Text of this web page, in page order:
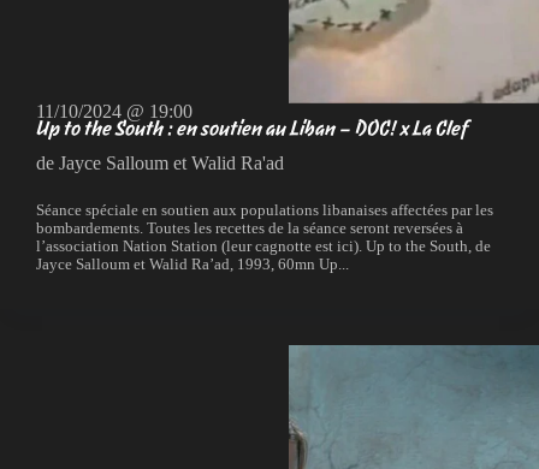
11/10/2024 @ 19:00
Up to the South : en soutien au Liban – DOC! x La Clef
de Jayce Salloum et Walid Ra'ad
Séance spéciale en soutien aux populations libanaises affectées par les
bombardements. Toutes les recettes de la séance seront reversées à
l’association Nation Station (leur cagnotte est ici). Up to the South, de
Jayce Salloum et Walid Ra’ad, 1993, 60mn Up...